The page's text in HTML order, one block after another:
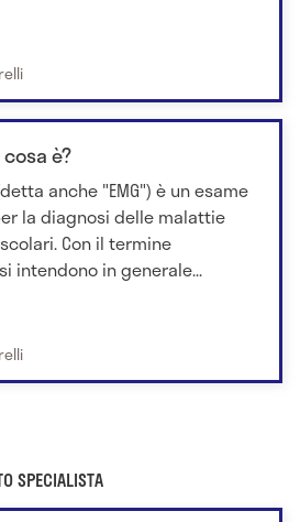
è?
anche "EMG") è un esame
la diagnosi delle malattie
Con il termine
intendono in generale...
SPECIALISTA